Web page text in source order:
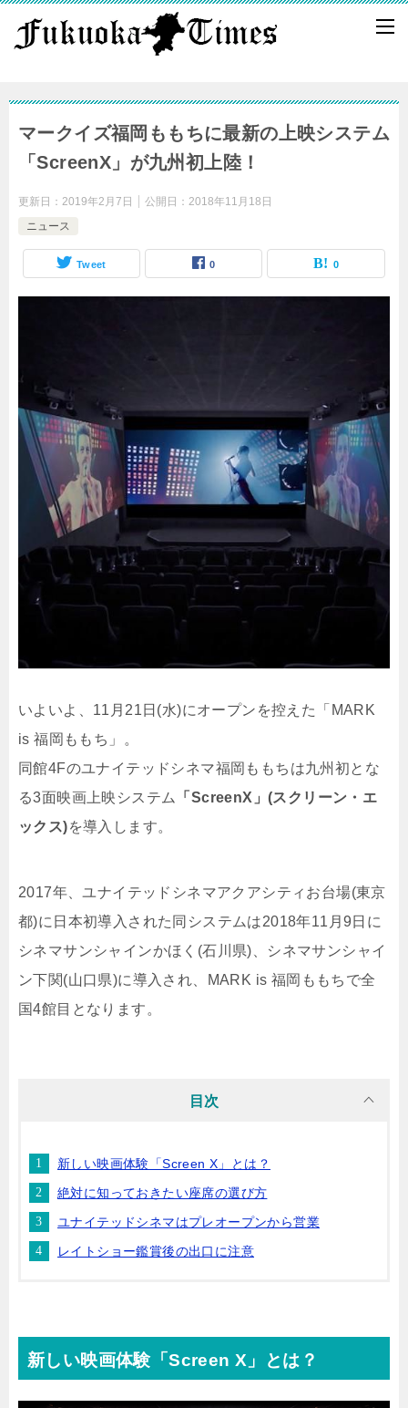
マークイズ福岡ももちに最新の上映システム
「ScreenX」が九州初上陸！
更新日： 2019年2月7日 公開日： 2018年11月18日
ニュース
Tweet 0 0
いよいよ、11月21日(水)にオープンを控えた「MARK
is 福岡ももち」。
同館4Fのユナイテッドシネマ福岡ももちは九州初とな
る3面映画上映システム
「ScreenX」(スクリーン・エ
ックス)を導入します。
2017年、ユナイテッドシネマアクアシティお台場(東京
都)に日本初導入された同システムは2018年11月9日に
シネマサンシャインかほく(石川県)、シネマサンシャイ
ン下関(山口県)に導入され、MARK is 福岡ももちで全
国4館目となります。
目次
新しい映画体験「Screen X」とは？
絶対に知っておきたい座席の選び方
ユナイテッドシネマはプレオープンから営業
レイトショー鑑賞後の出口に注意
新しい映画体験「Screen X」とは？